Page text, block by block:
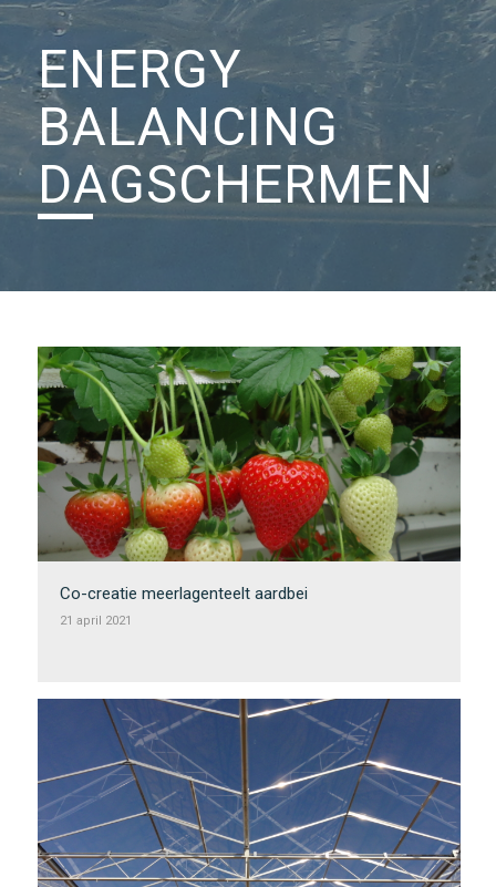
ENERGY
BALANCING
DAGSCHERMEN
Co-creatie meerlagenteelt aardbei
21 april 2021